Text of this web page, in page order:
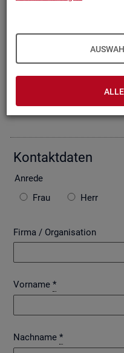
ten wir Ihre An­fra­ge per E-
den sind. Bitte be­ach­ten
wei­se zu ggf. ent­ste­hen­den
Die mit *
Kon­takt­da­ten
An­re­de
Frau
Herr
Firma / Organisation
Vorname *
Nachname *